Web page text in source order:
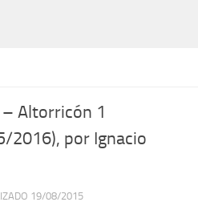
– Altorricón 1
2016), por Ignacio
19/08/2015